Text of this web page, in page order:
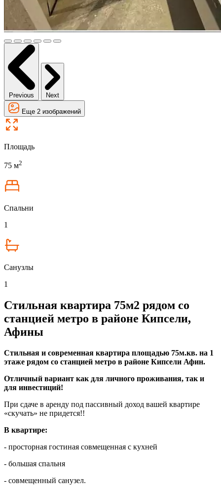
Previous Next
Еще 2 изображений
Площадь
75 м2
Спальни
1
Санузлы
1
Стильная квартира 75м2 рядом со
станцией метро в районе Кипсели,
Афины
Стильная и современная квартира площадью 75м.кв. на 1
этаже рядом со станцией метро в районе Кипсели Афин.
Отличный вариант как для личного проживания, так и
для инвестиций!
При сдаче в аренду под пассивный доход вашей квартире
«скучать» не придется!!
В квартире:
- просторная гостиная совмещенная с кухней
- большая спальня
- совмещенный санузел.